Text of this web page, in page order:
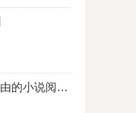
(御宅屋) 自由的小说阅读网